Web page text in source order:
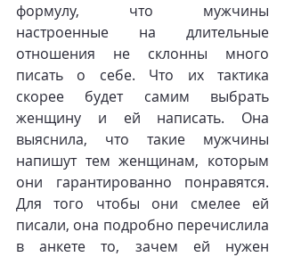
формулу, что мужчины
настроенные на длительные
отношения не склонны много
писать о себе. Что их тактика
скорее будет самим выбрать
женщину и ей написать. Она
выяснила, что такие мужчины
напишут тем женщинам, которым
они гарантированно понравятся.
Для того чтобы они смелее ей
писали, она подробно перечислила
в анкете то, зачем ей нужен